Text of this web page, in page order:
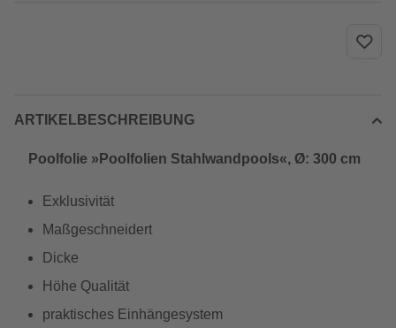
ARTIKELBESCHREIBUNG
Poolfolie »Poolfolien Stahlwandpools«, Ø: 300 cm
Exklusivität
Maßgeschneidert
Dicke
Höhe Qualität
praktisches Einhängesystem